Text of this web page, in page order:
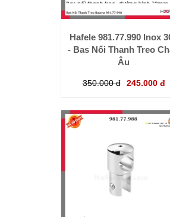
Hafele 981.77.990 Inox
- Bas Nối Thanh Treo
Âu
350.000 đ 245.000 đ